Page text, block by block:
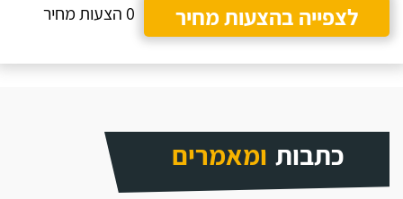
לצפייה בהצעות מחיר
0 הצעות מחיר
כתבות ומאמרים